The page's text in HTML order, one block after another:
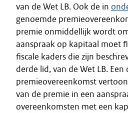
van de Wet LB. Ook de in
genoemde
premie onmiddellijk wordt
aanspraak op kapitaal moet
fiscale kaders die zijn
derde lid, van de Wet LB. Een
premieovereenkomst
van de premie in een
overeenkomsten met een